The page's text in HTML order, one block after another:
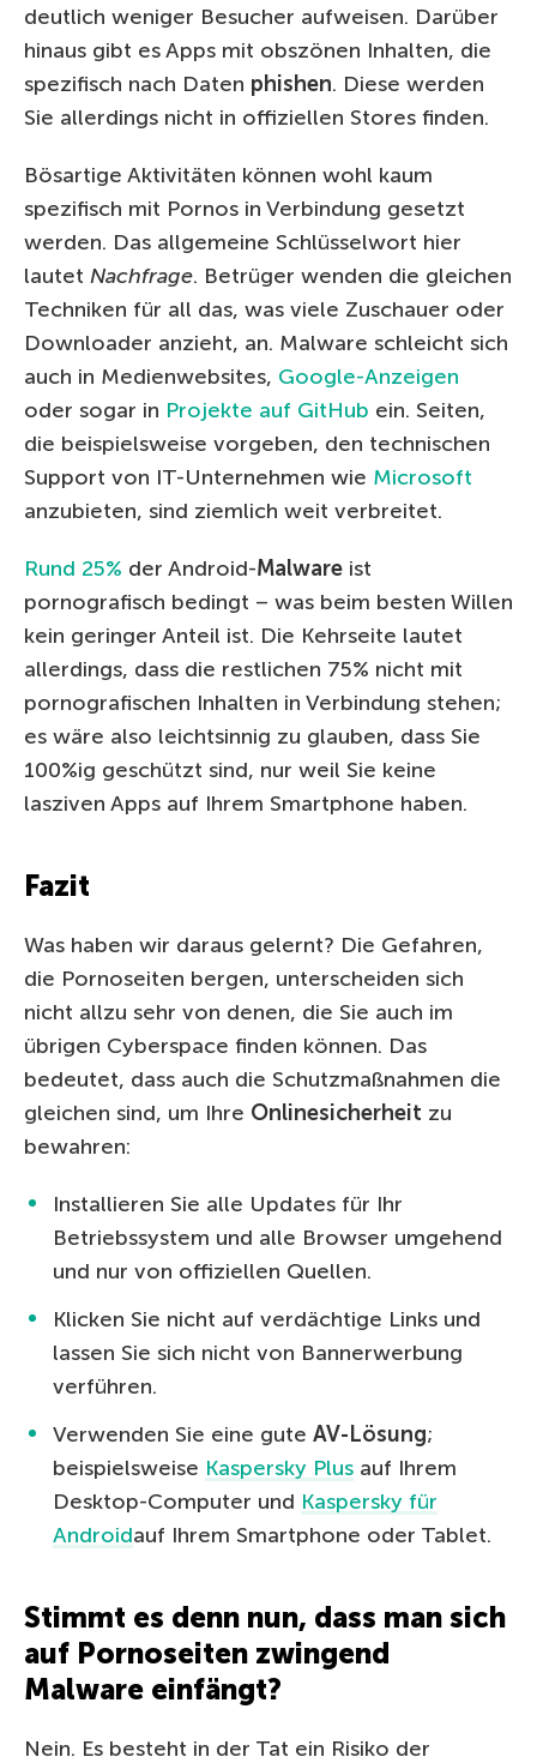
deutlich weniger Besucher aufweisen. Darüber
hinaus gibt es Apps mit obszönen Inhalten, die
spezifisch nach Daten phishen. Diese werden
Sie allerdings nicht in offiziellen Stores finden.
Bösartige Aktivitäten können wohl kaum
spezifisch mit Pornos in Verbindung gesetzt
werden. Das allgemeine Schlüsselwort hier
lautet Nachfrage. Betrüger wenden die gleichen
Techniken für all das, was viele Zuschauer oder
Downloader anzieht, an. Malware schleicht sich
auch in Medienwebsites, Google-Anzeigen
oder sogar in Projekte auf GitHub ein. Seiten,
die beispielsweise vorgeben, den technischen
Support von IT-Unternehmen wie Microsoft
anzubieten, sind ziemlich weit verbreitet.
Rund 25% der Android-Malware ist
pornografisch bedingt – was beim besten Willen
kein geringer Anteil ist. Die Kehrseite lautet
allerdings, dass die restlichen 75% nicht mit
pornografischen Inhalten in Verbindung stehen;
es wäre also leichtsinnig zu glauben, dass Sie
100%ig geschützt sind, nur weil Sie keine
lasziven Apps auf Ihrem Smartphone haben.
Fazit
Was haben wir daraus gelernt? Die Gefahren,
die Pornoseiten bergen, unterscheiden sich
nicht allzu sehr von denen, die Sie auch im
übrigen Cyberspace finden können. Das
bedeutet, dass auch die Schutzmaßnahmen die
gleichen sind, um Ihre Onlinesicherheit zu
bewahren:
Installieren Sie alle Updates für Ihr
Betriebssystem und alle Browser umgehend
und nur von offiziellen Quellen.
Klicken Sie nicht auf verdächtige Links und
lassen Sie sich nicht von Bannerwerbung
verführen.
Verwenden Sie eine gute AV-Lösung;
beispielsweise Kaspersky Plus auf Ihrem
Desktop-Computer und Kaspersky für
Androidauf Ihrem Smartphone oder Tablet.
Stimmt es denn nun, dass man sich
auf Pornoseiten zwingend
Malware einfängt?
Nein. Es besteht in der Tat ein Risiko der